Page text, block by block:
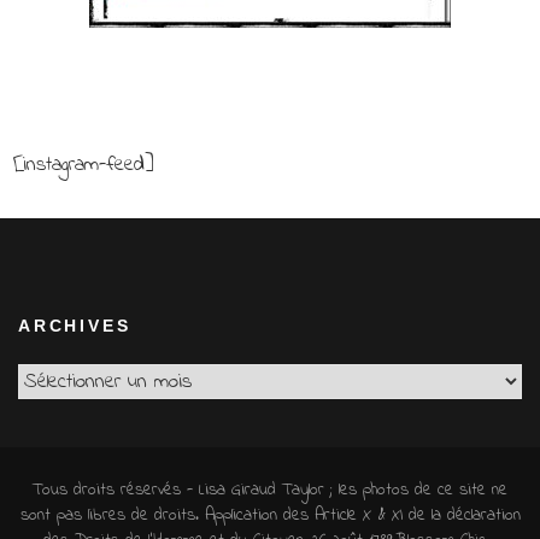
[instagram-feed]
ARCHIVES
Archives
Tous droits réservés - Lisa Giraud Taylor ; les photos de ce site ne
sont pas libres de droits. Application des Article X & XI de la déclaration